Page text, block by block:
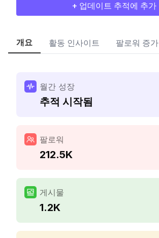
+ 업데이트 추적에 추가
개요 활동 인사이트 팔로워 증가
월간 성장
추적 시작됨
팔로워
212.5K
게시물
1.2K